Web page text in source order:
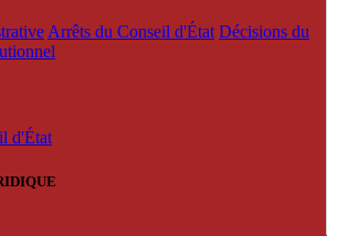
Arrêts du Conseil d'État Décisions du
d'État